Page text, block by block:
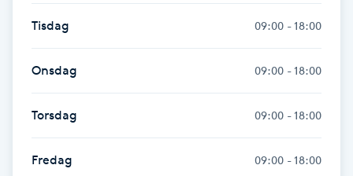
Hatha Yoga
Headspa
Healing
Herrklippning
Tisdag 09:00 - 18:00
Onsdag 09:00 - 18:00
Torsdag 09:00 - 18:00
Fredag 09:00 - 18:00